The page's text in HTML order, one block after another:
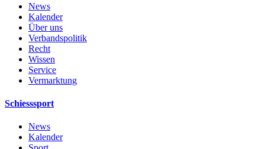
News
Kalender
Über uns
Verbandspolitik
Recht
Wissen
Service
Vermarktung
Schiesssport
News
Kalender